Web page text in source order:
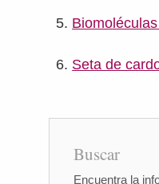
Seta de
Buscar
Encuentra la